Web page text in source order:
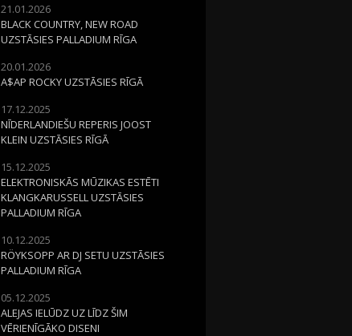
21.01.2026
BLACK COUNTRY, NEW ROAD
UZSTĀSIES PALLADIUM RĪGA
20.01.2026
A$AP ROCKY UZSTĀSIES RĪGĀ
17.12.2025
NĪDERLANDIEŠU REPERIS JOOST
KLEIN UZSTĀSIES RĪGĀ
15.12.2025
ELEKTRONISKĀS MŪZIKAS ESTĒTI
KLANGKARUSSELL UZSTĀSIES
PALLADIUM RĪGA
10.12.2025
RÖYKSOPP AR DJ SETU UZSTĀSIES
PALLADIUM RĪGA
05.12.2025
ALEJAS IELŪDZ UZ LĪDZ ŠIM
VĒRIENĪGĀKO DISENI